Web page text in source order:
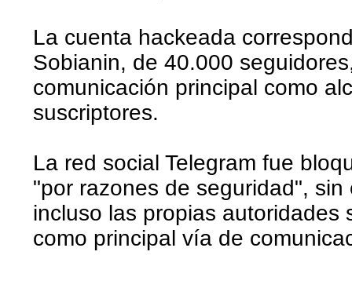
La cuenta hackeada
Sobianin, de 40.000
comunicación principal como
suscriptores.
La red social Telegram fue
"por razones de seguridad",
incluso las propias autoridades
como principal vía de